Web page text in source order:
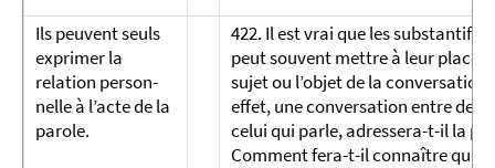
Ils peuvent seuls
exprimer la
relation per­son­
nelle à l’acte de la
parole.
422. Il est vrai que les substantifs
peut souvent mettre à leur place,
sujet ou l’objet de la
effet, une conversation entre
celui qui parle, adressera-t-il la
Comment fera-t-il connaître qu’il